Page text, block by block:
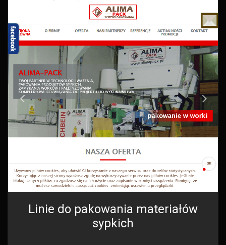
Linie do pakowania materiałów
sypkich